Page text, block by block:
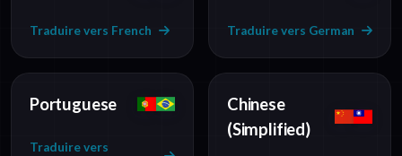
Traduire vers French Traduire vers German
Portuguese
Traduire vers
Chinese
(Simplified)